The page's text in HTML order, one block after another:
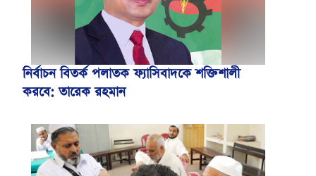
নির্বাচন বিতর্ক পলাতক ফ্যাসিবাদকে শক্তিশালী
করবে: তারেক রহমান